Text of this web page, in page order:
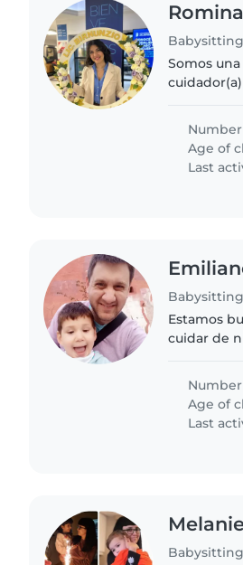
Romina
Somos
hijos son
Age of
Last
Estamos
cuidar de
especiales
Age of
Last